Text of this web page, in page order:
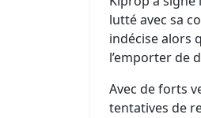
lutté avec sa
indécise alors
l’emporter de
Avec de forts
tentatives de